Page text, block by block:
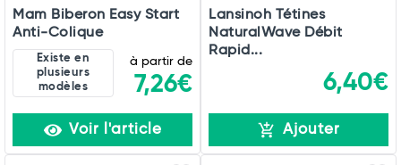
Mam Biberon Easy Start
Anti-Colique
Existe en
plusieurs
modèles
à partir de
7,26€
Voir l'article
Lansinoh Tétines
NaturalWave Débit
Rapid...
6,40€
Ajouter